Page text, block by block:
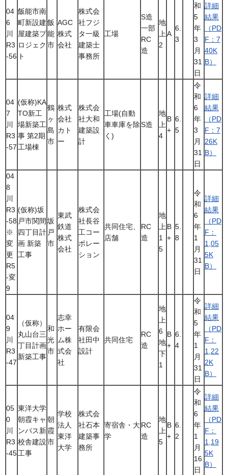
04
6
川
R3
-56
飯能市南
町新設建
屋建築プ
ロジェク
ト
飯
能
市
AGC
株式
会社
株式会
社フジ
タ一級
建築士
事務所
工場
S造
一部
RC
造
地
上
2
A
6.
3
和
5
年
3
月
31
日
詳細
結果
（PD
F：7
40K
B）
04
7
川
R3
-57
(仮称)KA
TO新工
場新築工
事 第2期
工場棟
鶴
ヶ
島
市
株式
会社
カト
ー
株式会
社大和
建築設
計
工場(自動
車車庫を除
く)
S造
地
上
4
B
+
6.
5
令
和
6
年
3
月
31
日
詳細
結果
（PD
F：7
26K
B）
04
8
川
R3
-58
※
変
更
R5
-変
9
(仮称)坂
戸市関間
四丁目計
画 新築
工事
坂
戸
市
東武
鉄道
株式
会社
株式会
社長谷
工コー
ポレー
ション
共同住宅、
店舗
RC
造
地
上
1
5
B
+
5.
8
令
和
6
年
1
月
31
日
詳細
結果
（PD
F：
1,05
5K
B）
04
9
川
R3
-47
（仮称）
丸山台三
丁目計画
新築工事
和
光
市
志幸
ホー
ム株
式会
社
有限会
社田中
設計
共同住宅
RC
造
地
上
6
地
下
1
B
+
6.
4
令
和
5
年
1
月
31
日
詳細
結果
（PD
F：
1,22
2K
B）
05
0
川
R3
-45
東洋大学
朝霞キャ
ンパス新
校舎建設
工事
朝
霞
市
学校
法人
東洋
大学
株式会
社石本
建築事
務所
寄宿舎・大
学
RC
造
地
上
5
B
+
6.
2
令
和
6
年
1
月
16
日
詳細
結果
（PD
F：
1,19
5K
B）